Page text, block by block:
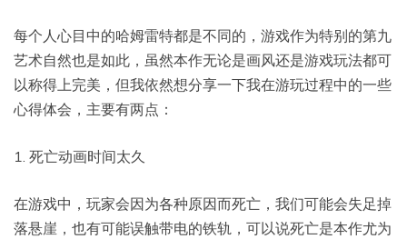
每个人心目中的哈姆雷特都是不同的，游戏作为特别的第九
艺术自然也是如此，虽然本作无论是画风还是游戏玩法都可
以称得上完美，但我依然想分享一下我在游玩过程中的一些
心得体会，主要有两点：
1. 死亡动画时间太久
在游戏中，玩家会因为各种原因而死亡，我们可能会失足掉
落悬崖，也有可能误触带电的铁轨，可以说死亡是本作尤为